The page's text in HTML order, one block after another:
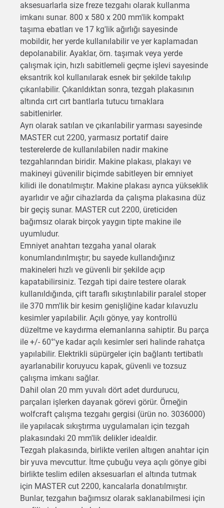
aksesuarlarla size freze tezgahı olarak kullanma
imkanı sunar. 800 x 580 x 200 mm'lik kompakt
taşıma ebatları ve 17 kg'lik ağırlığı sayesinde
mobildir, her yerde kullanılabilir ve yer kaplamadan
depolanabilir. Ayaklar, örn. taşımak veya yerde
çalışmak için, hızlı sabitlemeli geçme işlevi sayesinde
eksantrik kol kullanılarak esnek bir şekilde takılıp
çıkarılabilir. Çıkarıldıktan sonra, tezgah plakasının
altında cırt cırt bantlarla tutucu tırnaklara
sabitlenirler.
Ayrı olarak satılan ve çıkarılabilir yarması sayesinde
MASTER cut 2200, yarmasız portatif daire
testerelerde de kullanılabilen nadir makine
tezgahlarından biridir. Makine plakası, plakayı ve
makineyi güvenilir biçimde sabitleyen bir emniyet
kilidi ile donatılmıştır. Makine plakası ayrıca yükseklik
ayarlıdır ve ağır cihazlarda da çalışma plakasına düz
bir geçiş sunar. MASTER cut 2200, üreticiden
bağımsız olarak birçok yaygın tipte makine ile
uyumludur.
Emniyet anahtarı tezgaha yanal olarak
konumlandırılmıştır; bu sayede kullandığınız
makineleri hızlı ve güvenli bir şekilde açıp
kapatabilirsiniz. Tezgah tipi daire testere olarak
kullanıldığında, çift taraflı sıkıştırılabilir paralel stoper
ile 370 mm'lik bir kesim genişliğine kadar kılavuzlu
kesimler yapılabilir. Açılı gönye, yay kontrollü
düzeltme ve kaydırma elemanlarına sahiptir. Bu parça
ile +/- 60°'ye kadar açılı kesimler seri halinde rahatça
yapılabilir. Elektrikli süpürgeler için bağlantı tertibatlı
ayarlanabilir koruyucu kapak, güvenli ve tozsuz
çalışma imkanı sağlar.
Dahil olan 20 mm yuvalı dört adet durdurucu,
parçaları işlerken dayanak görevi görür. Örneğin
wolfcraft çalışma tezgahı gergisi (ürün no. 3036000)
ile yapılacak sıkıştırma uygulamaları için tezgah
plakasındaki 20 mm'lik delikler idealdir.
Tezgah plakasında, birlikte verilen altıgen anahtar için
bir yuva mevcuttur. İtme çubuğu veya açılı gönye gibi
birlikte teslim edilen aksesuarları el altında tutmak
için MASTER cut 2200, kancalarla donatılmıştır.
Bunlar, tezgahın bağımsız olarak saklanabilmesi için